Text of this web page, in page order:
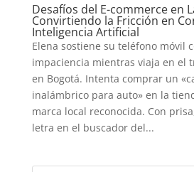
Desafíos del E-commerce en
Convirtiendo la Fricción en
Inteligencia Artificial
Elena sostiene su teléfono móvil
impaciencia mientras viaja en el
en Bogotá. Intenta comprar un
inalámbrico para auto» en la
marca local reconocida. Con
letra en el buscador del...